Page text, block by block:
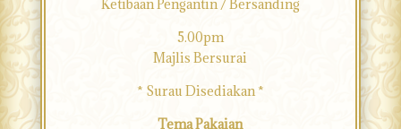
Ketibaan Pengantin / Bersanding
5.00pm
Majlis Bersurai
* Surau Disediakan *
Tema Pakaian